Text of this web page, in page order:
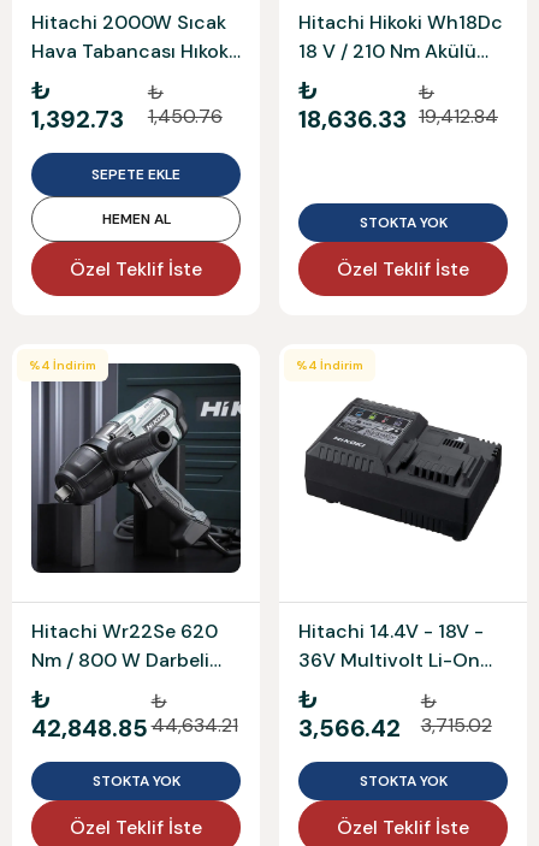
Hitachi 2000W Sıcak
Hava Tabancası Hıkokı
Rh600T
₺
1,392.73
₺
1,450.76
SEPETE EKLE
HEMEN AL
Özel Teklif İste
Hitachi Hikoki Wh18Dc
18 V / 210 Nm Akülü
Darbeli Vidalama
Aküsüz Solo Modeldir
Wh18Dc-5.0
₺
18,636.33
₺
19,412.84
STOKTA YOK
Özel Teklif İste
%4 İndirim
Hitachi Wr22Se 620
Nm / 800 W Darbeli
Somun Sıkma
₺
42,848.85
₺
44,634.21
STOKTA YOK
Özel Teklif İste
%4 İndirim
Hitachi 14.4V - 18V -
36V Multivolt Li-On
Şarj Cihazı Hıko
Uc18Ysl3
₺
3,566.42
₺
3,715.02
STOKTA YOK
Özel Teklif İste